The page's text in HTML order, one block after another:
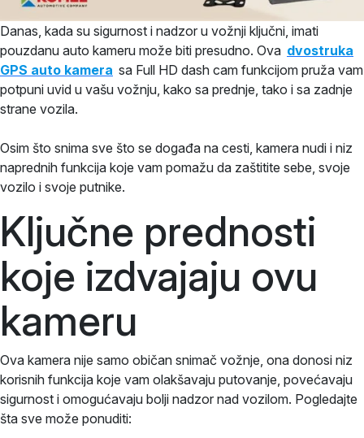
Danas, kada su sigurnost i nadzor u vožnji ključni, imati
pouzdanu auto kameru može biti presudno. Ova dvostruka
GPS auto kamera sa Full HD dash cam funkcijom pruža vam
potpuni uvid u vašu vožnju, kako sa prednje, tako i sa zadnje
strane vozila.
Osim što snima sve što se događa na cesti, kamera nudi i niz
naprednih funkcija koje vam pomažu da zaštitite sebe, svoje
vozilo i svoje putnike.
Ključne prednosti
koje izdvajaju ovu
kameru
Ova kamera nije samo običan snimač vožnje, ona donosi niz
korisnih funkcija koje vam olakšavaju putovanje, povećavaju
sigurnost i omogućavaju bolji nadzor nad vozilom. Pogledajte
šta sve može ponuditi: